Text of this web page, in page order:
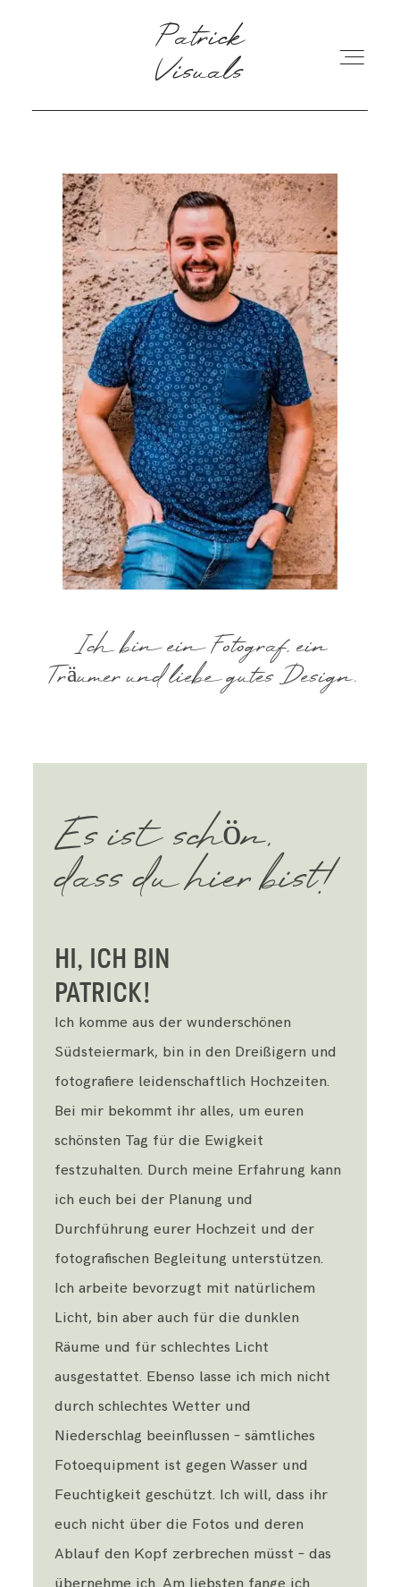
Patrick
Visuals
Patrick Visuals
PREISE
BLOG
FAQ
KONTAKT
KUNDENZUGANG 📸
Es ist schön,
dass du hier bist!
HI, ICH BIN
PATRICK!
Ich komme aus der wunderschönen
Südsteiermark, bin in den Dreißigern und
fotografiere leidenschaftlich Hochzeiten.
Bei mir bekommt ihr alles, um euren
schönsten Tag für die Ewigkeit
festzuhalten. Durch meine Erfahrung kann
ich euch bei der Planung und
Durchführung eurer Hochzeit und der
fotografischen Begleitung unterstützen.
Ich arbeite bevorzugt mit natürlichem
Licht, bin aber auch für die dunklen
Räume und für schlechtes Licht
ausgestattet. Ebenso lasse ich mich nicht
durch schlechtes Wetter und
Niederschlag beeinflussen – sämtliches
Fotoequipment ist gegen Wasser und
Feuchtigkeit geschützt. Ich will, dass ihr
euch nicht über die Fotos und deren
Ablauf den Kopf zerbrechen müsst – das
Ich bin ein Fotograf, ein
Träumer und liebe gutes Design.